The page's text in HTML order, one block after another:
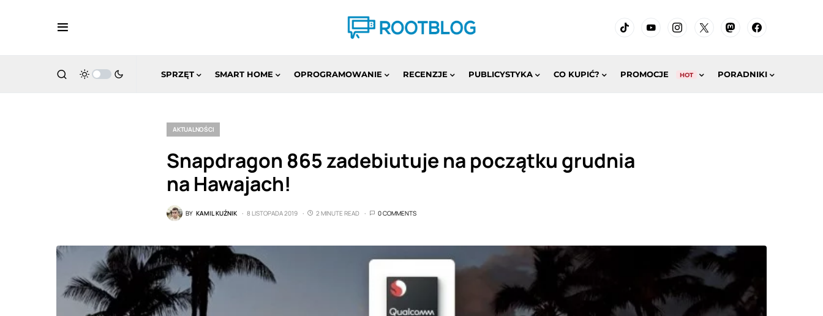
SPRZĘT SMART HOME OPROGRAMOWANIE RECENZJE PUBLICYSTYKA CO KUPIĆ? PROMOCJE HOT PORADNIKI
AKTUALNOŚCI
Snapdragon 865 zadebiutuje na początku grudnia
na Hawajach!
BY KAMIL KUŹNIK 8 LISTOPADA 2019 2 MINUTE READ 0 COMMENTS